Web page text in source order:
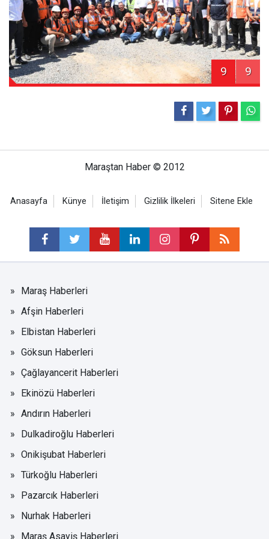
9 9
Maraştan Haber © 2012
Anasayfa Künye İletişim Gizlilik İlkeleri Sitene Ekle
Maraş Haberleri
Afşin Haberleri
Elbistan Haberleri
Göksun Haberleri
Çağlayancerit Haberleri
Ekinözü Haberleri
Andırın Haberleri
Dulkadiroğlu Haberleri
Onikişubat Haberleri
Türkoğlu Haberleri
Pazarcık Haberleri
Nurhak Haberleri
Maraş Asayiş Haberleri